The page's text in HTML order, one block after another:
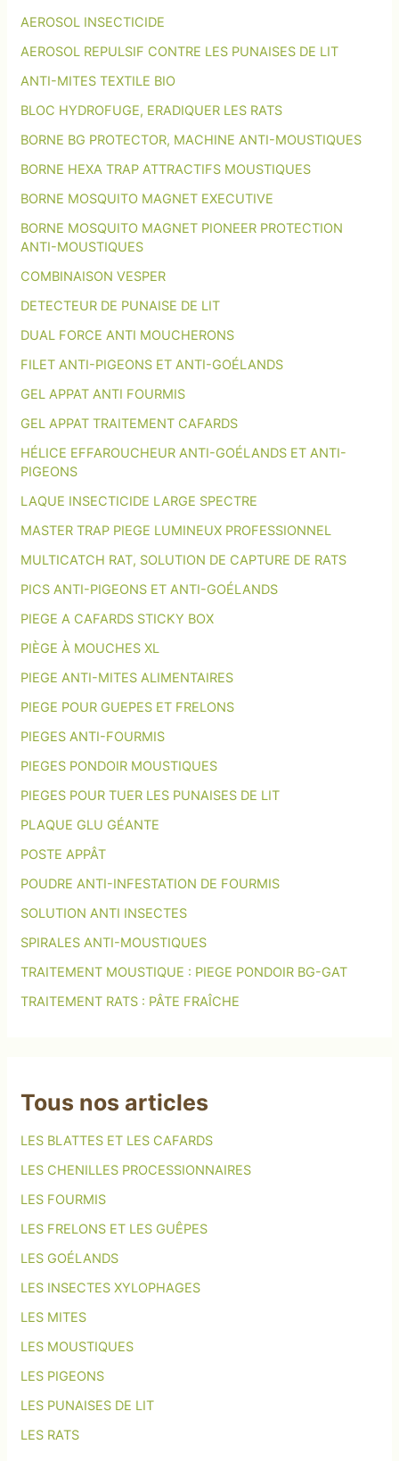
o
i
e
e
n
i
i
b
s
AEROSOL INSECTICIDE
AEROSOL REPULSIF CONTRE LES PUNAISES DE LIT
ANTI-MITES TEXTILE BIO
BLOC HYDROFUGE, ERADIQUER LES RATS
BORNE BG PROTECTOR, MACHINE ANTI-MOUSTIQUES
BORNE HEXA TRAP ATTRACTIFS MOUSTIQUES
BORNE MOSQUITO MAGNET EXECUTIVE
BORNE MOSQUITO MAGNET PIONEER PROTECTION
ANTI-MOUSTIQUES
COMBINAISON VESPER
DETECTEUR DE PUNAISE DE LIT
DUAL FORCE ANTI MOUCHERONS
FILET ANTI-PIGEONS ET ANTI-GOÉLANDS
GEL APPAT ANTI FOURMIS
GEL APPAT TRAITEMENT CAFARDS
HÉLICE EFFAROUCHEUR ANTI-GOÉLANDS ET ANTI-
PIGEONS
LAQUE INSECTICIDE LARGE SPECTRE
MASTER TRAP PIEGE LUMINEUX PROFESSIONNEL
MULTICATCH RAT, SOLUTION DE CAPTURE DE RATS
PICS ANTI-PIGEONS ET ANTI-GOÉLANDS
PIEGE A CAFARDS STICKY BOX
PIÈGE À MOUCHES XL
PIEGE ANTI-MITES ALIMENTAIRES
PIEGE POUR GUEPES ET FRELONS
PIEGES ANTI-FOURMIS
PIEGES PONDOIR MOUSTIQUES
PIEGES POUR TUER LES PUNAISES DE LIT
PLAQUE GLU GÉANTE
POSTE APPÂT
POUDRE ANTI-INFESTATION DE FOURMIS
SOLUTION ANTI INSECTES
SPIRALES ANTI-MOUSTIQUES
TRAITEMENT MOUSTIQUE : PIEGE PONDOIR BG-GAT
TRAITEMENT RATS : PÂTE FRAÎCHE
Tous nos articles
LES BLATTES ET LES CAFARDS
LES CHENILLES PROCESSIONNAIRES
LES FOURMIS
LES FRELONS ET LES GUÊPES
LES GOÉLANDS
LES INSECTES XYLOPHAGES
LES MITES
LES MOUSTIQUES
LES PIGEONS
LES PUNAISES DE LIT
LES RATS